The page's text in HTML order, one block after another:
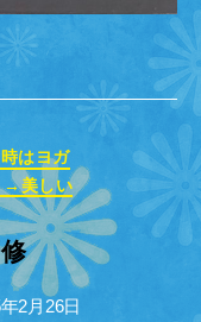
はヨガ
美しい
2月26日